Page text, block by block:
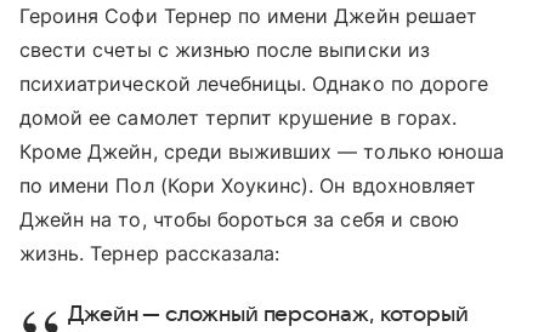
Героиня Софи Тернер по имени Джейн решает
свести счеты с жизнью после выписки из
психиатрической лечебницы. Однако по дороге
домой ее самолет терпит крушение в горах.
Кроме Джейн, среди выживших — только юноша
по имени Пол (Кори Хоукинс). Он вдохновляет
Джейн на то, чтобы бороться за себя и свою
жизнь. Тернер рассказала:
Джейн — сложный персонаж, который